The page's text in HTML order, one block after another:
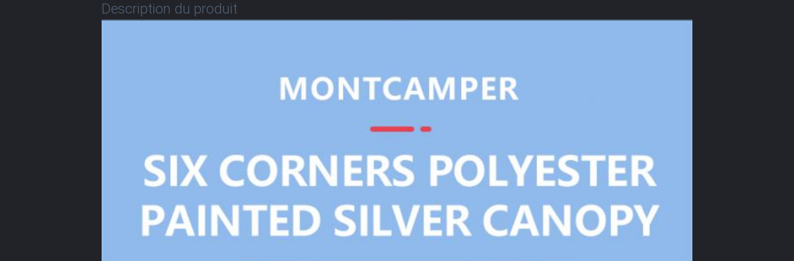
Description du produit